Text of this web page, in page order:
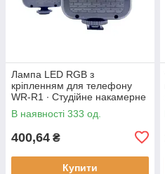
Лампа LED RGB з
кріпленням для телефону
WR-R1 ∙ Студійне накамерне
світло 3000-7000K
В наявності 333 од.
400,64 ₴
Купити